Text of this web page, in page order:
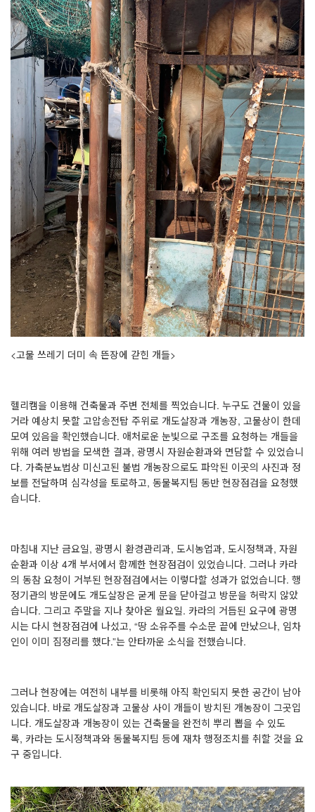
<고물 쓰레기 더미 속 뜬장에 갇힌 개들>
헬리캠을 이용해 건축물과 주변 전체를 찍었습니다. 누구도 건물이 있을
거라 예상치 못할 고압송전탑 주위로 개도살장과 개농장, 고물상이 한데
모여 있음을 확인했습니다. 애처로운 눈빛으로 구조를 요청하는 개들을
위해 여러 방법을 모색한 결과, 광명시 자원순환과와 면담할 수 있었습니
다. 가축분뇨법상 미신고된 불법 개농장으로도 파악된 이곳의 사진과 정
보를 전달하며 심각성을 토로하고, 동물복지팀 동반 현장점검을 요청했
습니다.
마침내 지난 금요일, 광명시 환경관리과, 도시농업과, 도시정책과, 자원
순환과 이상 4개 부서에서 함께한 현장점검이 있었습니다. 그러나 카라
의 동참 요청이 거부된 현장점검에서는 이렇다할 성과가 없었습니다. 행
정기관의 방문에도 개도살장은 굳게 문을 닫아걸고 방문을 허락지 않았
습니다. 그리고 주말을 지나 찾아온 월요일. 카라의 거듭된 요구에 광명
시는 다시 현장점검에 나섰고, “땅 소유주를 수소문 끝에 만났으나, 임차
인이 이미 짐정리를 했다.”는 안타까운 소식을 전했습니다.
그러나 현장에는 여전히 내부를 비롯해 아직 확인되지 못한 공간이 남아
있습니다. 바로 개도살장과 고물상 사이 개들이 방치된 개농장이 그곳입
니다. 개도살장과 개농장이 있는 건축물을 완전히 뿌리 뽑을 수 있도
록, 카라는 도시정책과와 동물복지팀 등에 재차 행정조치를 취할 것을 요
구 중입니다.